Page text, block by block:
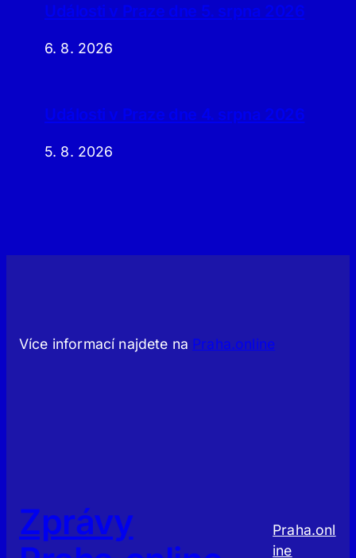
Události v Praze dne 5. srpna 2026
6. 8. 2026
Události v Praze dne 4. srpna 2026
5. 8. 2026
Více informací najdete na Praha.online
Zprávy
Praha.onl
ine